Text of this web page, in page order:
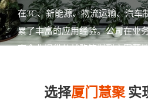
在3C、新能源、物流运输、汽车
累了丰富的应用经验。公司在业
态企业提供从战略策划到方案落
选择厦门慧聚 实